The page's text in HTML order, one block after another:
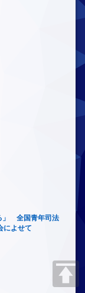
」 全国青年司法
によせて